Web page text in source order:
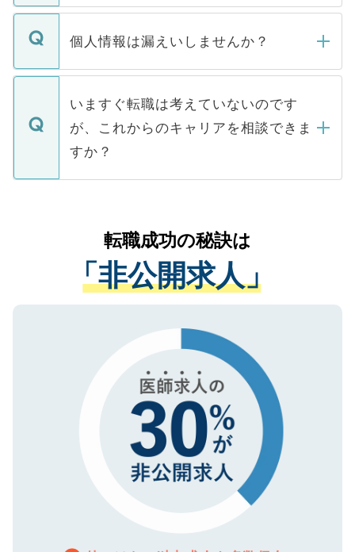
ません。
■応募殺到を避けるため 人気のある医療機
関を公にしてしまうと、応募が殺到する場
に、医療機関が求める条件に合った人材の
みを人材紹介会社に依頼するケースが増え
ています。
転職・入職を強要することは一切ありませ
ん。また、仮に応募先から内定をいただい
定を承諾する必要はありません。内定先へ
の辞退の連絡はキャリアパートナーが行い
個人情報は漏えいしませんか？
個人情報が漏えいすることはありませんの
で、ご安心ください。当サイトからの登録
などで収集したご登録者様の個人情報は、
ご本人のキャリアアップおよび転職活動の
支援を目的に使用いたします。お預かりし
ているすべての個人データはご本人の許可
は、個人情報の取り扱いについての厳密な
管理基準を満たした事業者のみに付与され
る、プライバシーマークを取得済みです。
で、機密保持に関してもご安心ください。
いますぐ転職は考えていないのです
が、これからのキャリアを相談できま
すか？
かがいして、現在の医療機関の状況や紹介
経験をまじえながら、適切なアドバイスを
させていただきます。すぐにご転職をされ
ない方には、長期的なサポートが可能です
ので、まずはご登録ください。
転職成功の秘訣は
「非公開求人」